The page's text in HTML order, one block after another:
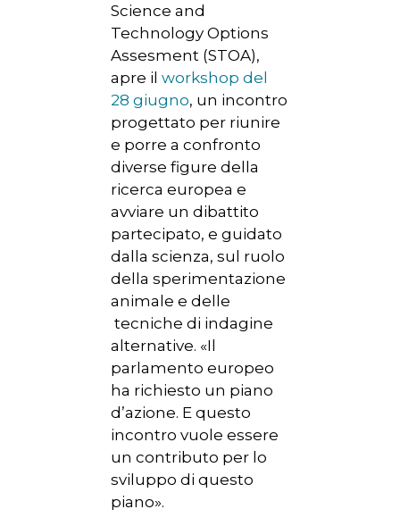
Science and
Technology Options
Assesment (STOA),
apre il workshop del
28 giugno, un incontro
progettato per riunire
e porre a confronto
diverse figure della
ricerca europea e
avviare un dibattito
partecipato, e guidato
dalla scienza, sul ruolo
della sperimentazione
animale e delle
tecniche di indagine
alternative. «Il
parlamento europeo
ha richiesto un piano
d’azione. E questo
incontro vuole essere
un contributo per lo
sviluppo di questo
piano».